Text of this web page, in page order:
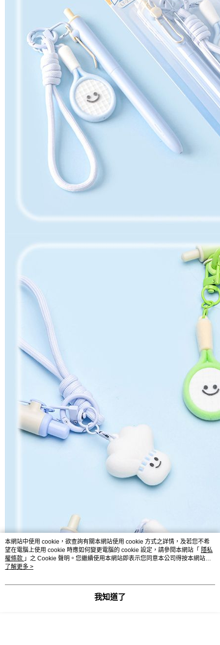
本網站中使用 cookie，欲查詢有關本網站使用 cookie 方式之詳情，及若您不希
望在電腦上使用 cookie 時應如何變更電腦的 cookie 設定，請參閱本網站「 隱私
權條款 」之 Cookie 聲明。您繼續使用本網站即表示您同意本公司得按本網站使
用條款之 Cookie 聲明使用 cookie。
了解更多 >
我知道了